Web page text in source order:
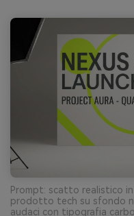
Prompt: scatto realistico
prodotto tech su sfondo
audaci con tipografia